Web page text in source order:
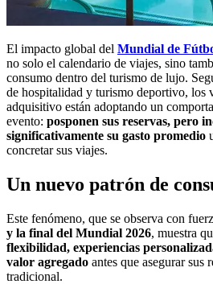
El impacto global del Mundial de
no solo el calendario de viajes, sino
consumo dentro del turismo de lujo.
de hospitalidad y turismo deportivo, los
adquisitivo están adoptando un
evento: posponen sus reservas, pero
significativamente su gasto promedio
concretar sus viajes.
Un nuevo patrón de
Este fenómeno, que se observa con
y la final del Mundial 2026, muestra
flexibilidad, experiencias
valor agregado antes que asegurar sus
tradicional.